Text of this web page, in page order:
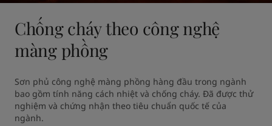
Chống cháy theo công nghệ
màng phồng
Sơn phủ công nghệ màng phồng hàng đầu trong ngành
bao gồm tính năng cách nhiệt và chống cháy. Đã được thử
nghiệm và chứng nhận theo tiêu chuẩn quốc tế của
ngành.